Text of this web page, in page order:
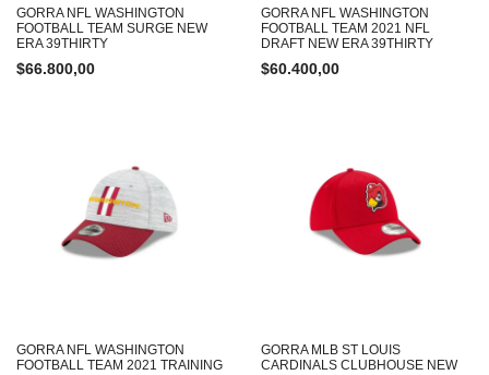
GORRA NFL WASHINGTON
FOOTBALL TEAM SURGE NEW
ERA 39THIRTY
$66.800,00
GORRA NFL WASHINGTON
FOOTBALL TEAM 2021 NFL
DRAFT NEW ERA 39THIRTY
$60.400,00
GORRA NFL WASHINGTON
FOOTBALL TEAM 2021 TRAINING
GORRA MLB ST LOUIS
CARDINALS CLUBHOUSE NEW